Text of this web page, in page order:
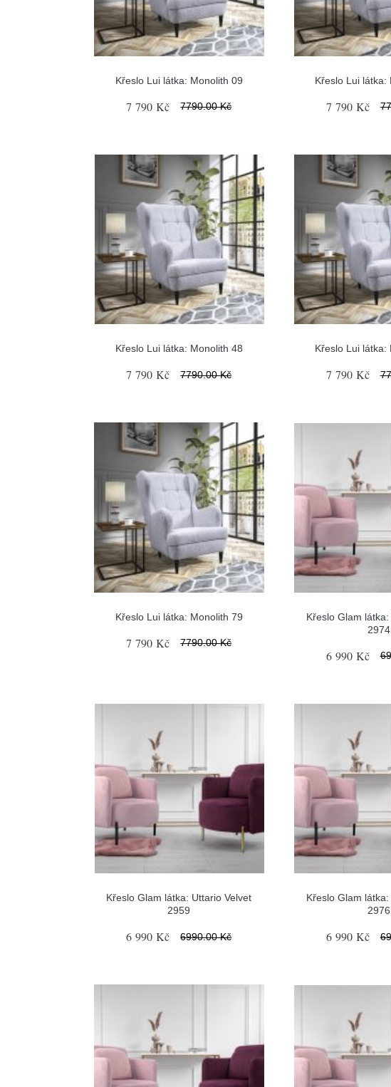
Křeslo Lui látka: Monolith 09
7 790 Kč 7790.00 Kč
Křeslo Lui látka:
7 790 Kč
Křeslo Lui látka: Monolith 48
7 790 Kč 7790.00 Kč
Křeslo Lui látka:
7 790 Kč
Křeslo Lui látka: Monolith 79
7 790 Kč 7790.00 Kč
Křeslo Glam
2974
6 990 Kč
Křeslo Glam látka: Uttario Velvet
2959
6 990 Kč 6990.00 Kč
Křeslo Glam
2976
6 990 Kč